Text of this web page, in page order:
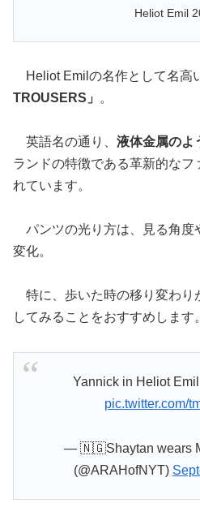
Heliot Emil
Heliot Emilの名作として名高
TROUSERS」
。
英語名の通り、 液体金属のよ
ランドの特徴である革新的なフ
れています。
パンツの光り方は、見る角度
変化。
特に、歩いた時の移り変わり
してみることをおすすめします。
Yannick in Heliot
pic.twitter.com/
— 🇳🇬Shaytan wears
(@ARAHofNYT)